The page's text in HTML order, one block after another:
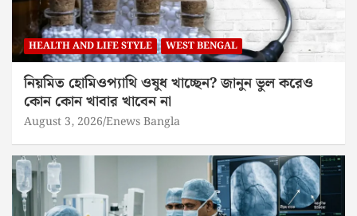
HEALTH AND LIFE STYLE WEST BENGAL
নিয়মিত হোমিওপ্যাথি ওষুধ খাচ্ছেন? জানুন ভুল করেও
কোন কোন খাবার খাবেন না
August 3, 2026 Enews Bangla